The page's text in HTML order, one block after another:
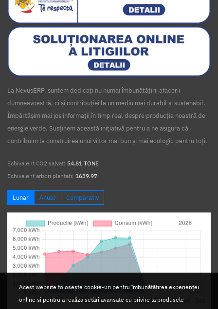
Acest website folosește cookie-uri pentru îmbunătățirea experienței
online si pentru a realiza setări avansate cu privire la produsele
La NexusERP, suntem dedicați nu numai îmbunătățirii afacerii
dumneavoastră, ci și contribuției la un mediu mai durabil și sustenabil.
Împărtășim mai jos informații în timp real despre producția noastră de
energie verde. Susținem această inițiativă pentru a ne asigura că
contribuim la construirea unui viitor mai bun și mai ecologic pentru toți.
Echivalent CO2 salvat: 54.81 TONE
Echivalent arbori plantați: 1639.97
Lunar Anual Comparativ